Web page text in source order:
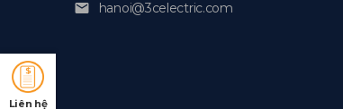
Liên hệ
hanoi@3celectric.com